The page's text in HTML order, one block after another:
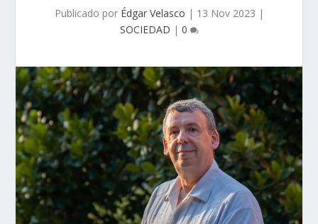
Publicado por Édgar Velasco | 13 Nov 2023 |
SOCIEDAD | 0